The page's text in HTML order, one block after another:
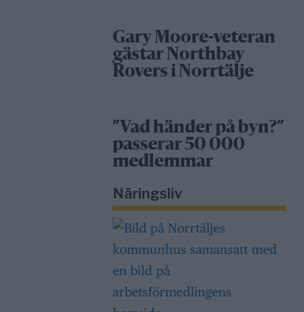
Gary Moore-veteran
gästar Northbay
Rovers i Norrtälje
”Vad händer på byn?”
passerar 50 000
medlemmar
Näringsliv